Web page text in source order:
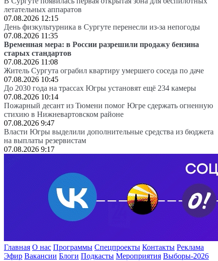
летательных аппаратов
07.08.2026 12:15
День физкультурника в Сургуте перенесли из-за непогоды
07.08.2026 11:35
Временная мера: в России разрешили продажу бензина
старых стандартов
07.08.2026 11:08
Житель Сургута ограбил квартиру умершего соседа по даче
07.08.2026 10:45
До 2030 года на трассах Югры установят ещё 234 камеры
07.08.2026 10:14
Пожарный десант из Тюмени помог Югре сдержать огненную
стихию в Нижневартовском районе
07.08.2026 9:47
Власти Югры выделили дополнительные средства из бюджета
на выплаты резервистам
07.08.2026 9:17
Главная О нас Программы Спецпроекты Контакты Реклама
Эфир Вакансии Блоги Подкасты Мероприятия Выборы-2026